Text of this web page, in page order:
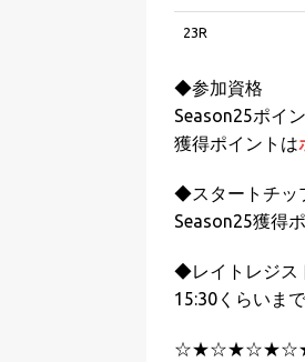
23R
◆参加資格
Season25ポイ
獲得ポイントは
◆スタートチッ
Season25獲得
◆レイトレジス
15:30くらいま